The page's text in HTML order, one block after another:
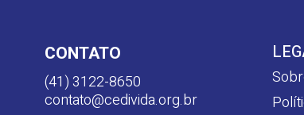
CONTATO
(41) 3122-8650
contato@cedivida.org.br